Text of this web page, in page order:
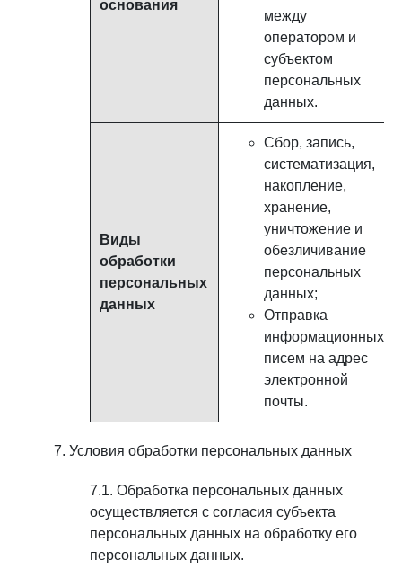
основания
между
оператором и
субъектом
персональных
данных.
Виды
обработки
персональных
данных
Сбор, запись,
систематизация,
накопление,
хранение,
уничтожение и
обезличивание
персональных
данных;
Отправка
информационных
писем на адрес
электронной
почты.
Условия обработки персональных данных
Обработка персональных данных
осуществляется с согласия субъекта
персональных данных на обработку его
персональных данных.